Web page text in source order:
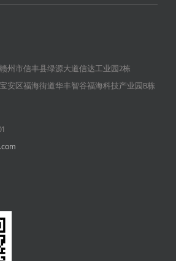
州市信丰县绿源大道信达工业园2栋
安区福海街道华丰智谷福海科技产业园B栋